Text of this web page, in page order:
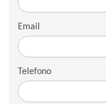
Email
Telefono